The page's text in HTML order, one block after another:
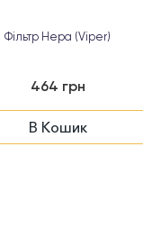
Фільтр Hepa (Viper)
464 грн
В Кошик